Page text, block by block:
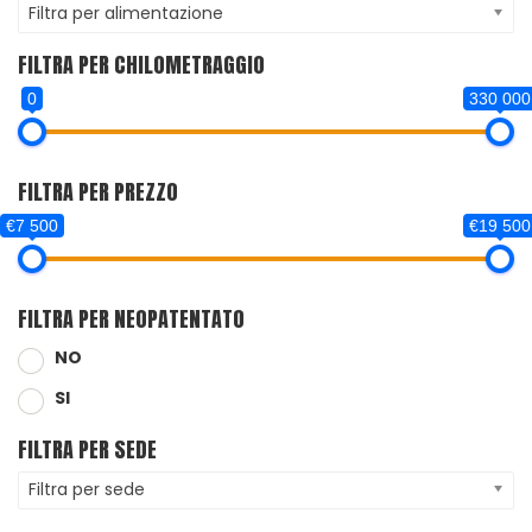
Filtra per alimentazione
FILTRA PER CHILOMETRAGGIO
0 330 000
FILTRA PER PREZZO
€7 500 €19 500
FILTRA PER NEOPATENTATO
NO
SI
FILTRA PER SEDE
Filtra per sede